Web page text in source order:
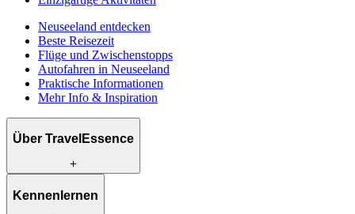
Neuseeland entdecken
Beste Reisezeit
Flüge und Zwischenstopps
Autofahren in Neuseeland
Praktische Informationen
Mehr Info & Inspiration
Über TravelEssence
Was wir anbieten
Kennenlernen